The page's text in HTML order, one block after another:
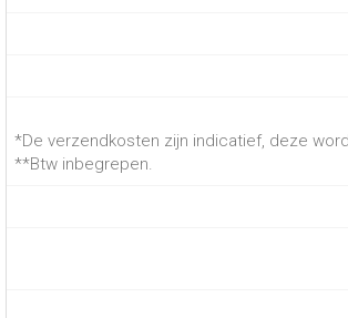
*De verzendkosten zijn indicatief, deze
**Btw inbegrepen.